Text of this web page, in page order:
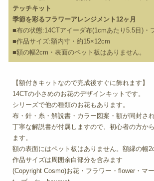
テッチキット
季節を彩るフラワーアレンジメント12ヶ月
■布の状態:14CTアイーダ布(1cmあたり5.5目)・
■作品サイズ:額内寸・約15×12cm
■額の幅2cm・表面のペット板はありません。
【額付きキットなので完成後すぐに飾れます】
14CTの小さめのお花のデザインキットです。
シリーズで他の種類のお花もあります。
布・針・糸・解説書・カラー図案・額が同封され
丁寧な解説書が付属しますので、初心者の方か
ます。
額の表面にはペット板はありません。額縁の幅
作品サイズは周囲余白部分を含みます
(Copyright Cosmo)お花・フラワー・flower・マ